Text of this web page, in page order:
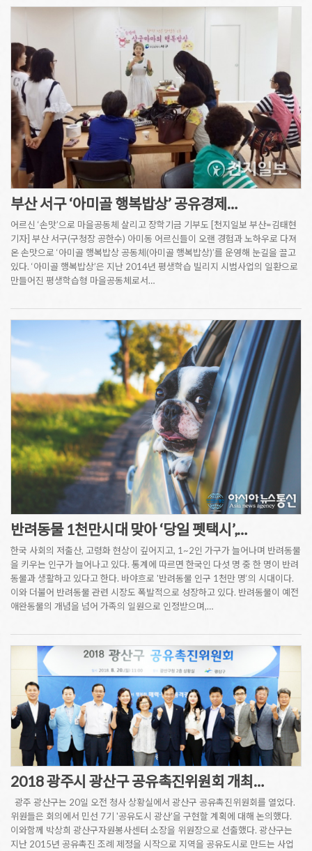
부산 서구 ‘아미골 행복밥상’ 공유경제…
어르신 ‘손맛’으로 마을공동체 살리고 장학기금 기부도 [천지일보 부산=김태현
기자] 부산 서구(구청장 공한수) 아미동 어르신들이 오랜 경험과 노하우로 다져
온 손맛으로 ‘아미골 행복밥상 공동체(아미골 행복밥상)’를 운영해 눈길을 끌고
있다. ‘아미골 행복밥상’은 지난 2014년 평생학습 빌리지 시범사업의 일환으로
만들어진 평생학습형 마을공동체로서…
반려동물 1천만시대 맞아 ‘당일 펫택시’,…
한국 사회의 저출산, 고령화 현상이 깊어지고, 1~2인 가구가 늘어나며 반려동물
을 키우는 인구가 늘어나고 있다. 통계에 따르면 한국인 다섯 명 중 한 명이 반려
동물과 생활하고 있다고 한다. 바야흐로 '반려동물 인구 1천만 명‘의 시대이다.
이와 더불어 반려동물 관련 시장도 폭발적으로 성장하고 있다. 반려동물이 예전
애완동물의 개념을 넘어 가족의 일원으로 인정받으며,…
2018 광주시 광산구 공유촉진위원회 개최…
광주 광산구는 20일 오전 청사 상황실에서 광산구 공유촉진위원회를 열었다.
위원들은 회의에서 민선 7기 '공유도시 광산'을 구현할 계획에 대해 논의했다.
이와함께 박상희 광산구자원봉사센터 소장을 위원장으로 선출했다. 광산구는
지난 2015년 공유촉진 조례 제정을 시작으로 지역을 공유도시로 만드는 사업